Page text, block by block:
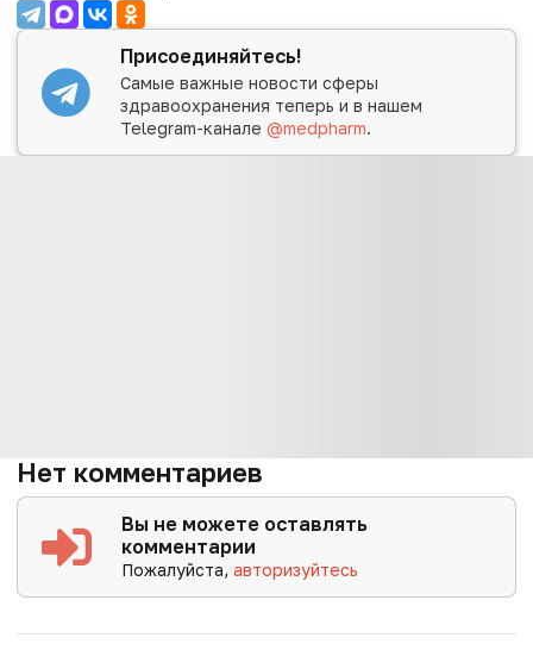
Присоединяйтесь!
Самые важные новости сферы
здравоохранения теперь и в нашем
Telegram-канале@medpharm.
Нет комментариев
Вы не можете оставлять
комментарии
Пожалуйста,авторизуйтесь